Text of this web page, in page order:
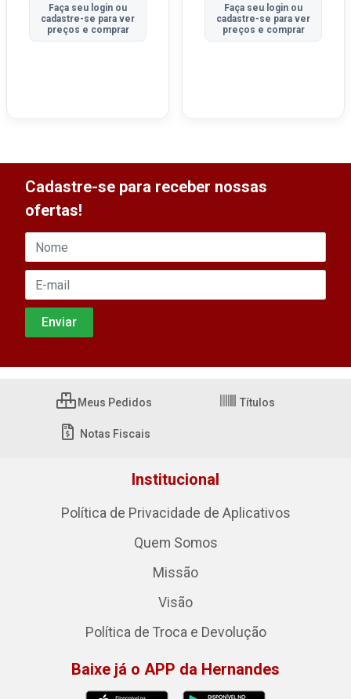
Faça seu login ou
cadastre-se para ver
preços e comprar
Faça seu login ou
cadastre-se para ver
preços e comprar
Cadastre-se para receber nossas
ofertas!
Meus Pedidos Títulos
Notas Fiscais
Institucional
Política de Privacidade de Aplicativos
Quem Somos
Missão
Visão
Política de Troca e Devolução
Baixe já o APP da Hernandes